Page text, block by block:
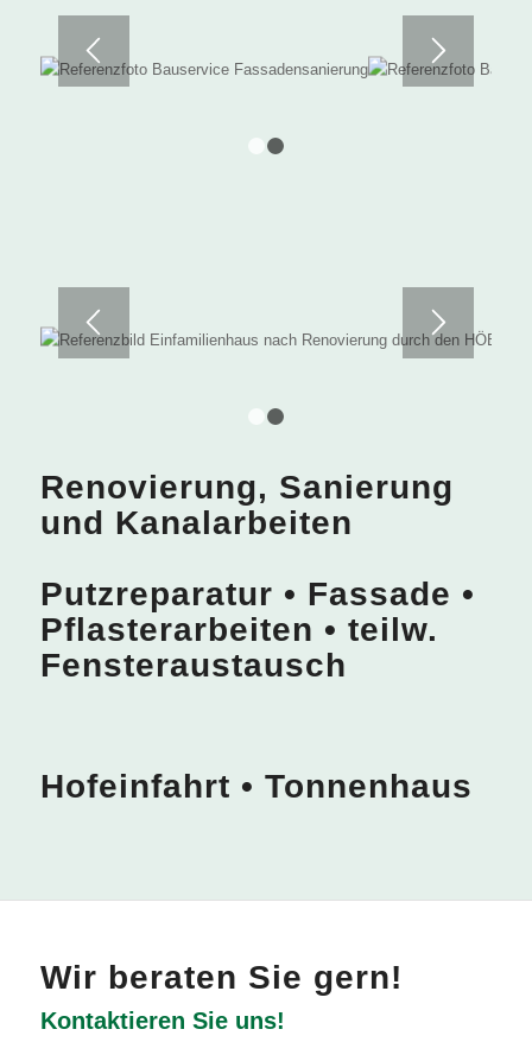
Renovierung, Sanierung
und Kanalarbeiten
Putzreparatur • Fassade •
Pflasterarbeiten • teilw.
Fensteraustausch
Hofeinfahrt • Tonnenhaus
Wir beraten Sie gern!
Kontaktieren Sie uns!